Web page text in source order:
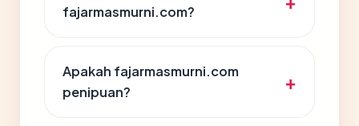
fajarmasmurni.com?
Apakah fajarmasmurni.com
penipuan?